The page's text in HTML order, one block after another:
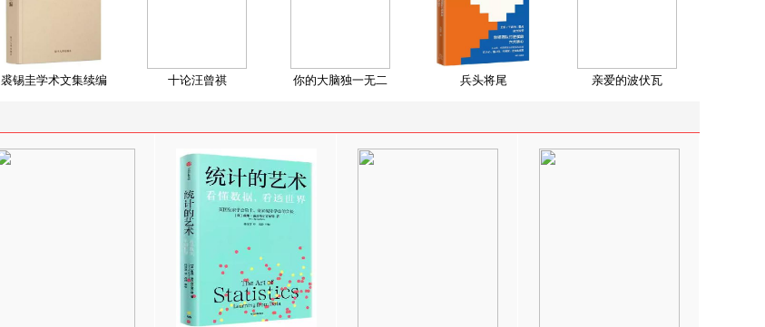
裘锡圭学术文集续编 十论汪曾祺 你的大脑独一无二 兵头将尾 亲爱的波伏瓦